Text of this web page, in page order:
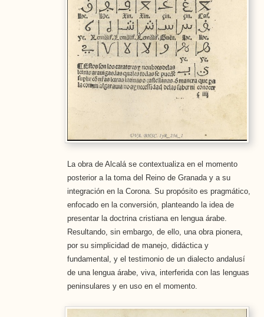
La obra de Alcalá se contextualiza en el momento
posterior a la toma del Reino de Granada y a su
integración en la Corona. Su propósito es pragmático,
enfocado en la conversión, planteando la idea de
presentar la doctrina cristiana en lengua árabe.
Resultando, sin embargo, de ello, una obra pionera,
por su simplicidad de manejo, didáctica y
fundamental, y el testimonio de un dialecto andalusí
de una lengua árabe, viva, interferida con las lenguas
peninsulares y en uso en el momento.